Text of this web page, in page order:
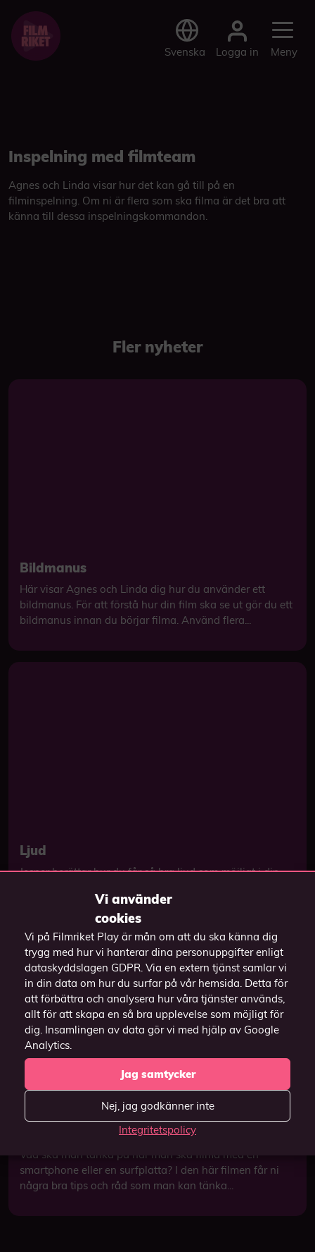
Vi använder
cookies
Vi på Filmriket Play är mån om att du ska känna dig
trygg med hur vi hanterar dina personuppgifter enligt
dataskyddslagen GDPR. Via en extern tjänst samlar vi
in din data om hur du surfar på vår hemsida. Detta för
att förbättra och analysera hur våra tjänster används,
allt för att skapa en så bra upplevelse som möjligt för
dig. Insamlingen av data gör vi med hjälp av Google
Analytics.
Jag samtycker
Nej, jag godkänner inte
Integritetspolicy
Svenska Logga in Meny
Inspelning med filmteam
Agnes och Linda visar hur det kan gå till på en
filminspelning. Om ni är flera som ska filma är det bra att
känna till dessa inspelningskommandon.
Fler nyheter
Bildmanus
Här visar Agnes och Linda dig hur du använder ett
bildmanus. För att förstå hur din film ska se ut gör du ett
bildmanus innan du börjar filma. Använd flera...
Ljud
Jesper berättar hur du får så bra ljud som möjligt i din
nära mikrofonen så att tittarna kan höra...
Vad ska man tänka på när man ska filma med en
smartphone eller en surfplatta? I den här filmen får ni
några bra tips och råd som man kan tänka...